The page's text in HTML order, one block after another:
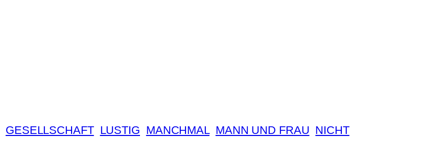
GESELLSCHAFT LUSTIG MANCHMAL MANN UND FRAU NICHT